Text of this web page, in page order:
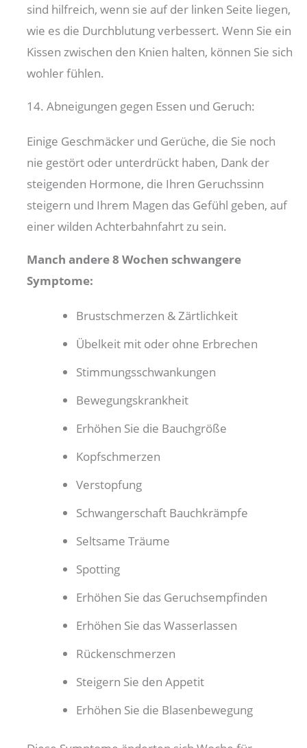
sind hilfreich, wenn sie auf der linken Seite liegen,
wie es die Durchblutung verbessert. Wenn Sie ein
Kissen zwischen den Knien halten, können Sie sich
wohler fühlen.
14. Abneigungen gegen Essen und Geruch:
Einige Geschmäcker und Gerüche, die Sie noch
nie gestört oder unterdrückt haben, Dank der
steigenden Hormone, die Ihren Geruchssinn
steigern und Ihrem Magen das Gefühl geben, auf
einer wilden Achterbahnfahrt zu sein.
Manch andere 8 Wochen schwangere
Symptome:
Brustschmerzen & Zärtlichkeit
Übelkeit mit oder ohne Erbrechen
Stimmungsschwankungen
Bewegungskrankheit
Erhöhen Sie die Bauchgröße
Kopfschmerzen
Verstopfung
Schwangerschaft Bauchkrämpfe
Seltsame Träume
Spotting
Erhöhen Sie das Geruchsempfinden
Erhöhen Sie das Wasserlassen
Rückenschmerzen
Steigern Sie den Appetit
Erhöhen Sie die Blasenbewegung